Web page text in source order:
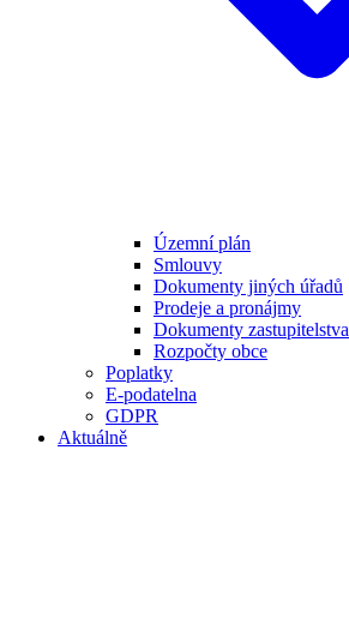
Územní plán
Smlouvy
Dokumenty jiných úřadů
Prodeje a pronájmy
Dokumenty zastupitelstva
Rozpočty obce
Poplatky
E-podatelna
GDPR
Aktuálně